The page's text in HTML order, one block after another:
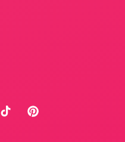
TikTokPinterest